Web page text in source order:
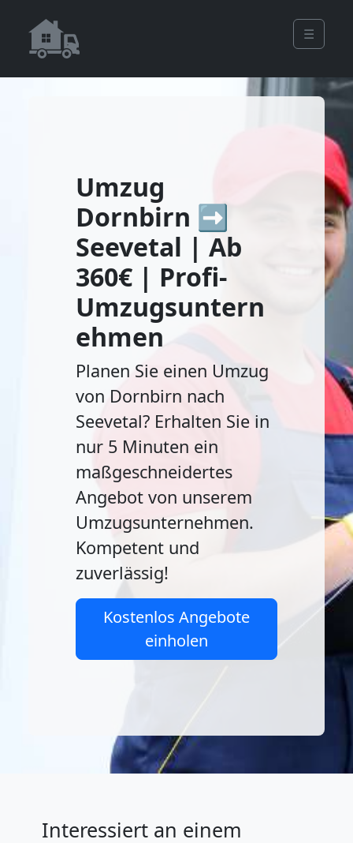
☰
Umzug
Dornbirn ➡️
Seevetal | Ab
360€ | Profi-
Umzugsuntern
ehmen
Planen Sie einen Umzug
von Dornbirn nach
Seevetal? Erhalten Sie in
nur 5 Minuten ein
maßgeschneidertes
Angebot von unserem
Umzugsunternehmen.
Kompetent und
zuverlässig!
Kostenlos Angebote
einholen
Interessiert an einem